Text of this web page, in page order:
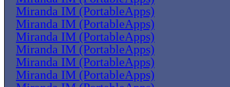
Miranda IM (PortableApps)
Miranda IM (PortableApps)
Miranda IM (PortableApps)
Miranda IM (PortableApps)
Miranda IM (PortableApps)
Miranda IM (PortableApps)